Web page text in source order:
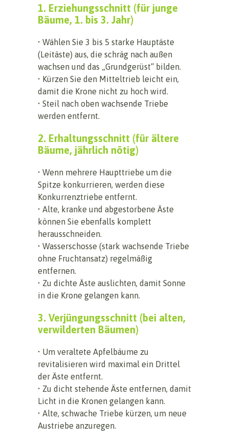
1. Erziehungsschnitt (für junge
Bäume, 1. bis 3. Jahr)
• Wählen Sie 3 bis 5 starke Hauptäste
(Leitäste) aus, die schräg nach außen
wachsen und das „Grundgerüst“ bilden.
• Kürzen Sie den Mitteltrieb leicht ein,
damit die Krone nicht zu hoch wird.
• Steil nach oben wachsende Triebe
werden entfernt.
2. Erhaltungsschnitt (für ältere
Bäume, jährlich nötig)
• Wenn mehrere Haupttriebe um die
Spitze konkurrieren, werden diese
Konkurrenztriebe entfernt.
• Alte, kranke und abgestorbene Äste
können Sie ebenfalls komplett
herausschneiden.
• Wasserschosse (stark wachsende Triebe
ohne Fruchtansatz) regelmäßig
entfernen.
• Zu dichte Äste auslichten, damit Sonne
in die Krone gelangen kann.
3. Verjüngungsschnitt (bei alten,
verwilderten Bäumen)
• Um veraltete Apfelbäume zu
revitalisieren wird maximal ein Drittel
der Äste entfernt.
• Zu dicht stehende Äste entfernen, damit
Licht in die Kronen gelangen kann.
• Alte, schwache Triebe kürzen, um neue
Austriebe anzuregen.